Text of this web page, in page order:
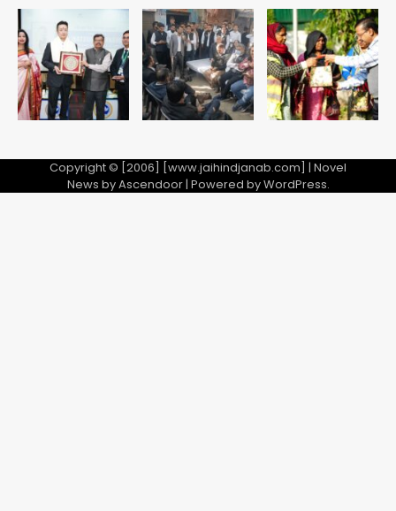
5
एयरपोर्ट का फर्जी कर्मचारी बनकर 3 लाख
उड़ाए, अब पहुंचा सलाखों के पीछे
Team JHJ
Copyright © [2006] [www.jaihindjanab.com] | Novel
News byAscendoor| Powered byWordPress.